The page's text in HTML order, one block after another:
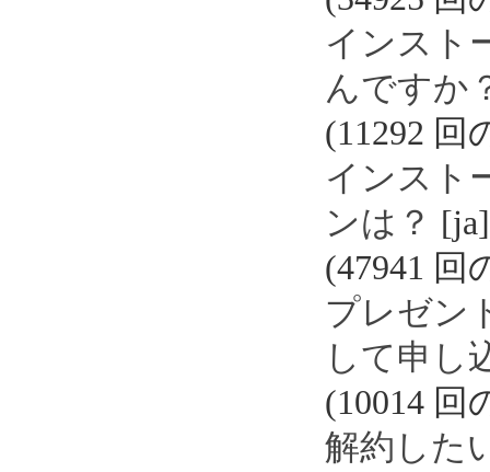
インスト
んですか
(11292 回
インスト
ンは？ [ja]
(47941 回
プレゼン
して申し
(10014 回
解約した